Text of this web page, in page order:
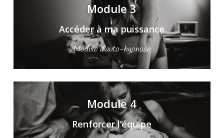
Module 3
Accéder à ma puissance
Module d’auto-hypnose
Module 4
Renforcer l’équipe